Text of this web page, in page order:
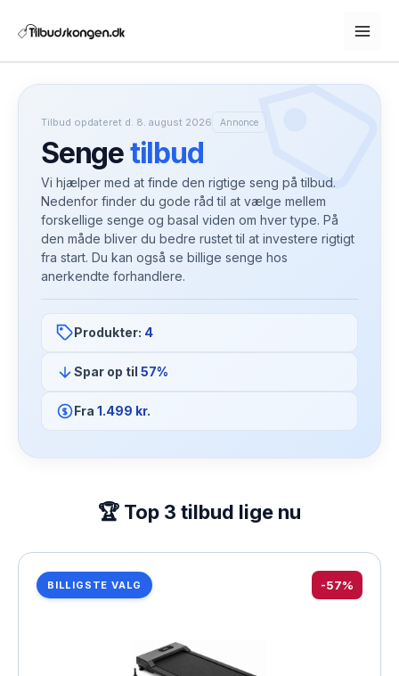
indholdet
Tilbud opdateret d. 8. august 2026 Annonce
Sengetilbud
Vi hjælper med at finde den rigtige seng på tilbud.
Nedenfor finder du gode råd til at vælge mellem
forskellige senge og basal viden om hver type. På
den måde bliver du bedre rustet til at investere rigtigt
fra start. Du kan også se billige senge hos
anerkendte forhandlere.
Produkter: 4
Spar op til 57%
Fra 1.499 kr.
🏆 Top 3 tilbud lige nu
BILLIGSTE VALG -57%